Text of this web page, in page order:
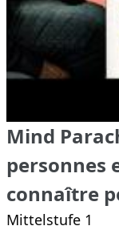
Mind
personnes
connaître
Mittelstufe 1